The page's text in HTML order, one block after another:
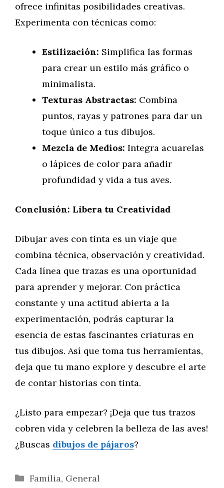
ofrece infinitas posibilidades creativas.
Experimenta con técnicas como:
Estilización: Simplifica las formas
para crear un estilo más gráfico o
minimalista.
Texturas Abstractas: Combina
puntos, rayas y patrones para dar un
toque único a tus dibujos.
Mezcla de Medios: Integra acuarelas
o lápices de color para añadir
profundidad y vida a tus aves.
Conclusión: Libera tu Creatividad
Dibujar aves con tinta es un viaje que
combina técnica, observación y creatividad.
Cada línea que trazas es una oportunidad
para aprender y mejorar. Con práctica
constante y una actitud abierta a la
experimentación, podrás capturar la
esencia de estas fascinantes criaturas en
tus dibujos. Así que toma tus herramientas,
deja que tu mano explore y descubre el arte
de contar historias con tinta.
¿Listo para empezar? ¡Deja que tus trazos
cobren vida y celebren la belleza de las aves!
¿Buscas dibujos de pájaros?
Categorías
Familia, General